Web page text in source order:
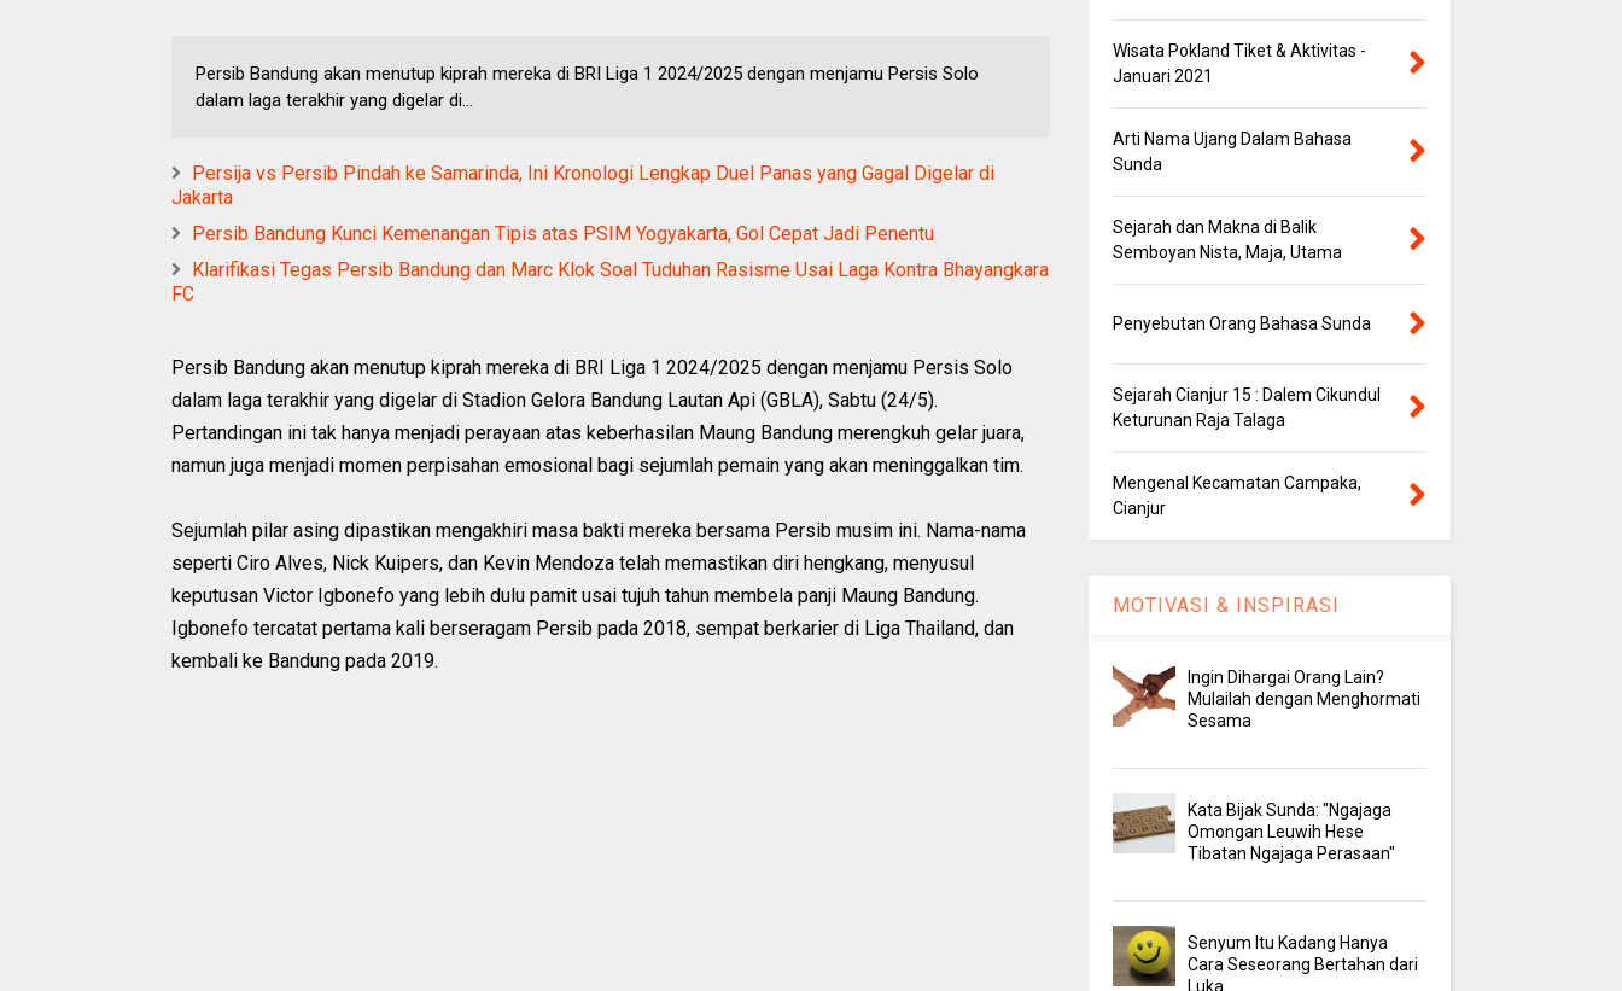
Persib Bandung akan menutup kiprah mereka di BRI Liga 1 2024/2025 dengan menjamu Persis Solo
dalam laga terakhir yang digelar di...
Persija vs Persib Pindah ke Samarinda, Ini Kronologi Lengkap Duel Panas yang Gagal Digelar di
Jakarta
Persib Bandung Kunci Kemenangan Tipis atas PSIM Yogyakarta, Gol Cepat Jadi Penentu
Klarifikasi Tegas Persib Bandung dan Marc Klok Soal Tuduhan Rasisme Usai Laga Kontra Bhayangkara
FC
Persib Bandung akan menutup kiprah mereka di BRI Liga 1 2024/2025 dengan menjamu Persis Solo
dalam laga terakhir yang digelar di Stadion Gelora Bandung Lautan Api (GBLA), Sabtu (24/5).
Pertandingan ini tak hanya menjadi perayaan atas keberhasilan Maung Bandung merengkuh gelar juara,
namun juga menjadi momen perpisahan emosional bagi sejumlah pemain yang akan meninggalkan tim.
Sejumlah pilar asing dipastikan mengakhiri masa bakti mereka bersama Persib musim ini. Nama-nama
seperti Ciro Alves, Nick Kuipers, dan Kevin Mendoza telah memastikan diri hengkang, menyusul
keputusan Victor Igbonefo yang lebih dulu pamit usai tujuh tahun membela panji Maung Bandung.
Igbonefo tercatat pertama kali berseragam Persib pada 2018, sempat berkarier di Liga Thailand, dan
kembali ke Bandung pada 2019.
Wisata Pokland Tiket & Aktivitas -
Januari 2021
Arti Nama Ujang Dalam Bahasa
Sunda
Sejarah dan Makna di Balik
Semboyan Nista, Maja, Utama
Penyebutan Orang Bahasa Sunda
Sejarah Cianjur 15 : Dalem Cikundul
Keturunan Raja Talaga
Mengenal Kecamatan Campaka,
Cianjur
MOTIVASI & INSPIRASI
Ingin Dihargai Orang Lain?
Mulailah dengan Menghormati
Sesama
Kata Bijak Sunda: "Ngajaga
Omongan Leuwih Hese
Tibatan Ngajaga Perasaan"
Senyum Itu Kadang Hanya
Cara Seseorang Bertahan dari
Luka